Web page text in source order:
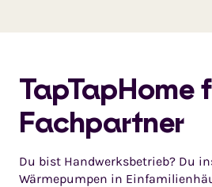
TapTapHome
Fachpartner
Du bist Handwerksbetrieb? Du
Wärmepumpen in